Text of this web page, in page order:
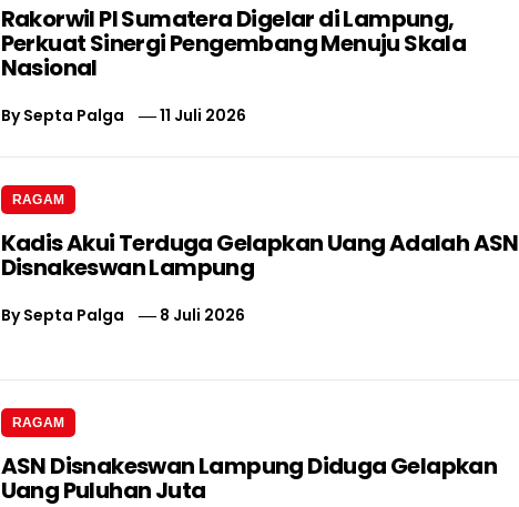
Rakorwil PI Sumatera Digelar di Lampung,
Perkuat Sinergi Pengembang Menuju Skala
Nasional
BySepta Palga 11 Juli 2026
RAGAM
Kadis Akui Terduga Gelapkan Uang Adalah ASN
Disnakeswan Lampung
BySepta Palga 8 Juli 2026
RAGAM
ASN Disnakeswan Lampung Diduga Gelapkan
Uang Puluhan Juta